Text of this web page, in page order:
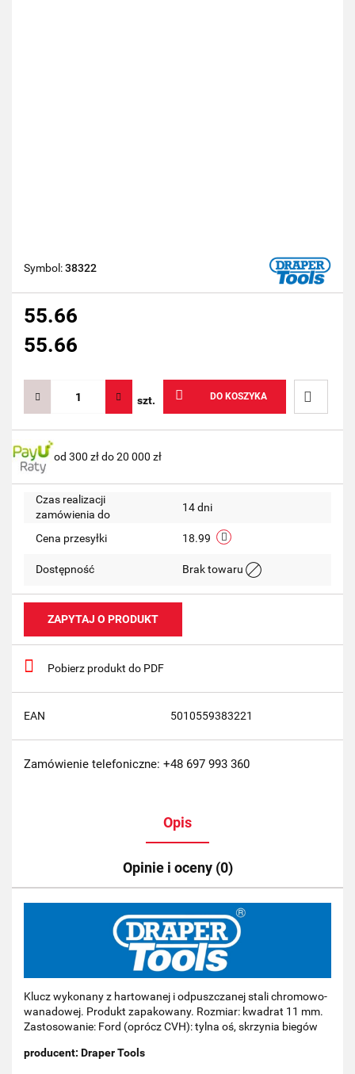
Symbol:38322
55.66
55.66
szt. DO KOSZYKA
Do
od 300 zł do 20 000 zł
Czas realizacji
zamówienia do
14 dni
Cena przesyłki 18.99
Dostępność Brak towaru
ZAPYTAJ O PRODUKT
Pobierz produkt do PDF
EAN 5010559383221
Zamówienie telefoniczne: +48 697 993 360
Opis
Opinie i oceny (0)
Klucz wykonany z hartowanej i odpuszczanej stali chromowo-
wanadowej. Produkt zapakowany. Rozmiar: kwadrat 11 mm.
Zastosowanie: Ford (oprócz CVH): tylna oś, skrzynia biegów
producent: Draper Tools